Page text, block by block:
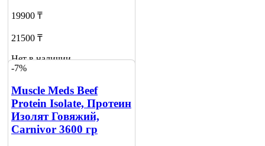
19900 ₸
21500 ₸
Нет в наличии
о наличии
-7%
Muscle Meds Beef
Protein Isolate, Протеин
Изолят Говяжий,
Carnivor 3600 гр